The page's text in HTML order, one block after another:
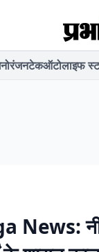
टेकऑटोलाइफ
News: